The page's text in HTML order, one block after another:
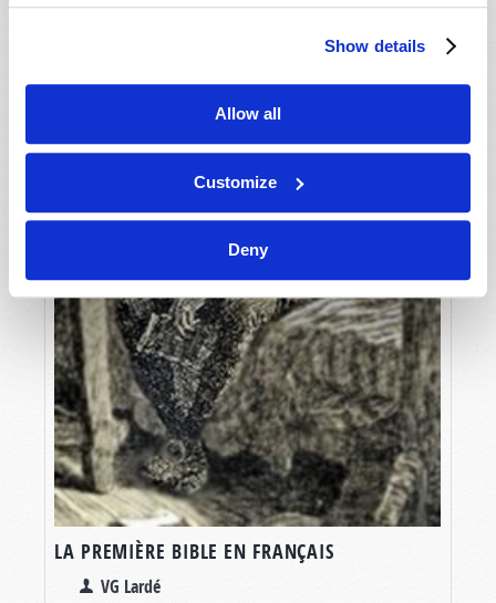
Show details
Allow all
Customize
Deny
LA PREMIÈRE BIBLE EN FRANÇAIS
VG Lardé